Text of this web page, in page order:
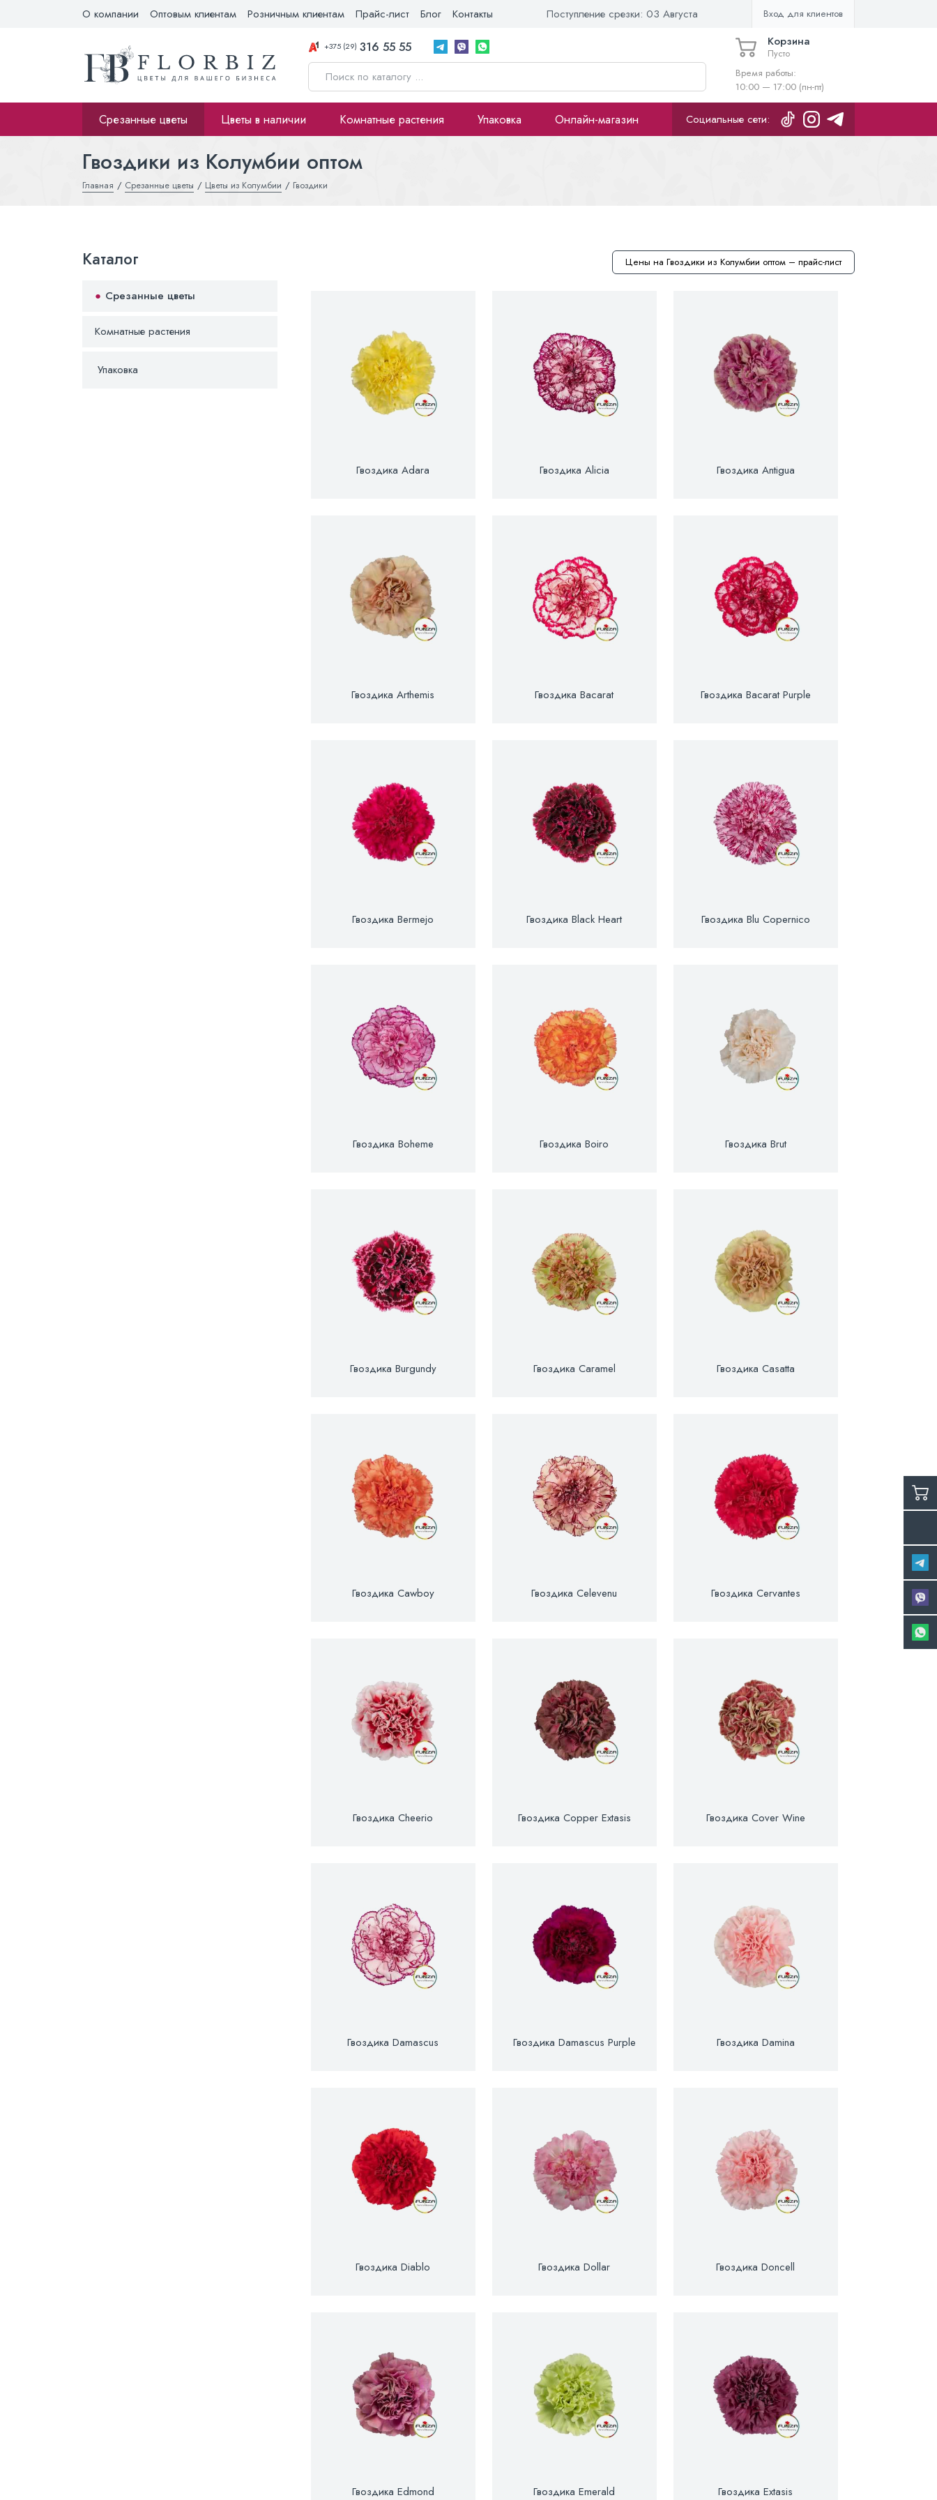
О компании Оптовым клиентам Розничным клиентам Прайс-лист Блог Контакты Поступление срезки: 03 Августа Вход для клиентов
+375 (29) 316 55 55 Корзина
Пусто
Время работы:
10:00 — 17:00 (пн-пт)
Срезанные цветы Цветы в наличии Комнатные растения Упаковка Онлайн-магазин Социальные сети:
Гвоздики из Колумбии оптом
Главная Срезанные цветы Цветы из Колумбии Гвоздики
Каталог
Срезанные цветы
Комнатные растения
Упаковка
Цены на Гвоздики из Колумбии оптом – прайс-лист
Гвоздика Adara Гвоздика Alicia Гвоздика Antigua
Гвоздика Arthemis Гвоздика Bacarat Гвоздика Bacarat Purple
Гвоздика Bermejo Гвоздика Black Heart Гвоздика Blu Copernico
Гвоздика Boheme Гвоздика Boiro Гвоздика Brut
Гвоздика Burgundy Гвоздика Caramel Гвоздика Casatta
Гвоздика Cawboy Гвоздика Celevenu Гвоздика Cervantes
Гвоздика Cheerio Гвоздика Copper Extasis Гвоздика Cover Wine
Гвоздика Damascus Гвоздика Damascus Purple Гвоздика Damina
Гвоздика Diablo Гвоздика Dollar Гвоздика Doncell
Гвоздика Edmond Гвоздика Emerald Гвоздика Extasis